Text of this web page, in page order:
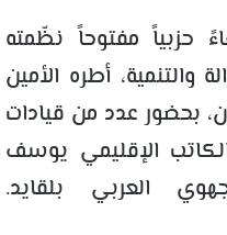
حزبياً مفتوحاً نظّمته
والتنمية، أطره الأمين
بحضور عدد من قيادات
الإقليمي يوسف
العربي بلقايد.